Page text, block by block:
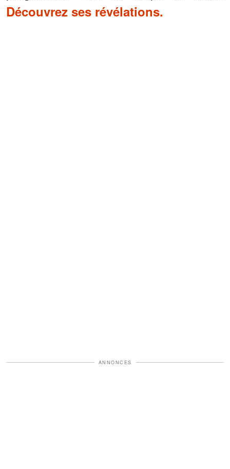
Découvrez ses révélations.
ANNONCES